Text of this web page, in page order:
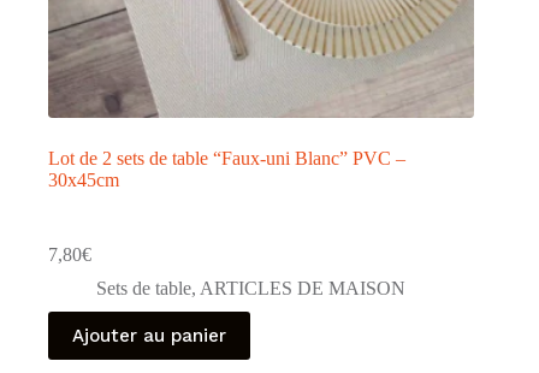
Lot de 2 sets de table “Faux-uni Blanc” PVC –
30x45cm
7,80€
Sets de table, ARTICLES DE MAISON
Ajouter au panier